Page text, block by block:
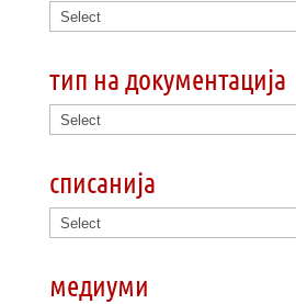
тип на документација
списанија
медиуми